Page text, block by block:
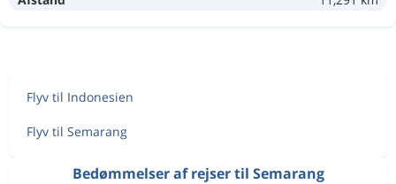
Flyv til Indonesien
Flyv til Semarang
Bedømmelser af rejser til Semarang